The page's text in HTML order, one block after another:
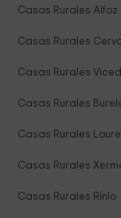
Casas Rurales Alfoz
Casas Rurales
Casas Rurales
Casas Rurales
Casas Rurales
Casas Rurales
Casas Rurales Rinlo